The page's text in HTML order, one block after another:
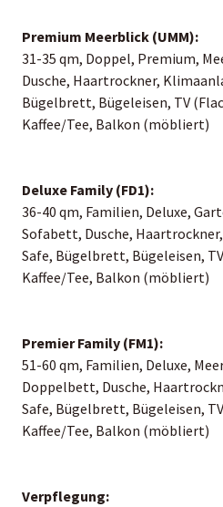
Premium Meerblick (UMM):
31-35 qm, Doppel, Premium,
Dusche, Haartrockner,
Bügelbrett, Bügeleisen, TV
Kaffee/Tee, Balkon (möbliert)
Deluxe Family (FD1):
36-40 qm, Familien, Deluxe,
Sofabett, Dusche,
Safe, Bügelbrett, Bügeleisen,
Kaffee/Tee, Balkon (möbliert)
Premier Family (FM1):
51-60 qm, Familien, Deluxe,
Doppelbett, Dusche,
Safe, Bügelbrett, Bügeleisen,
Kaffee/Tee, Balkon (möbliert)
Verpflegung: